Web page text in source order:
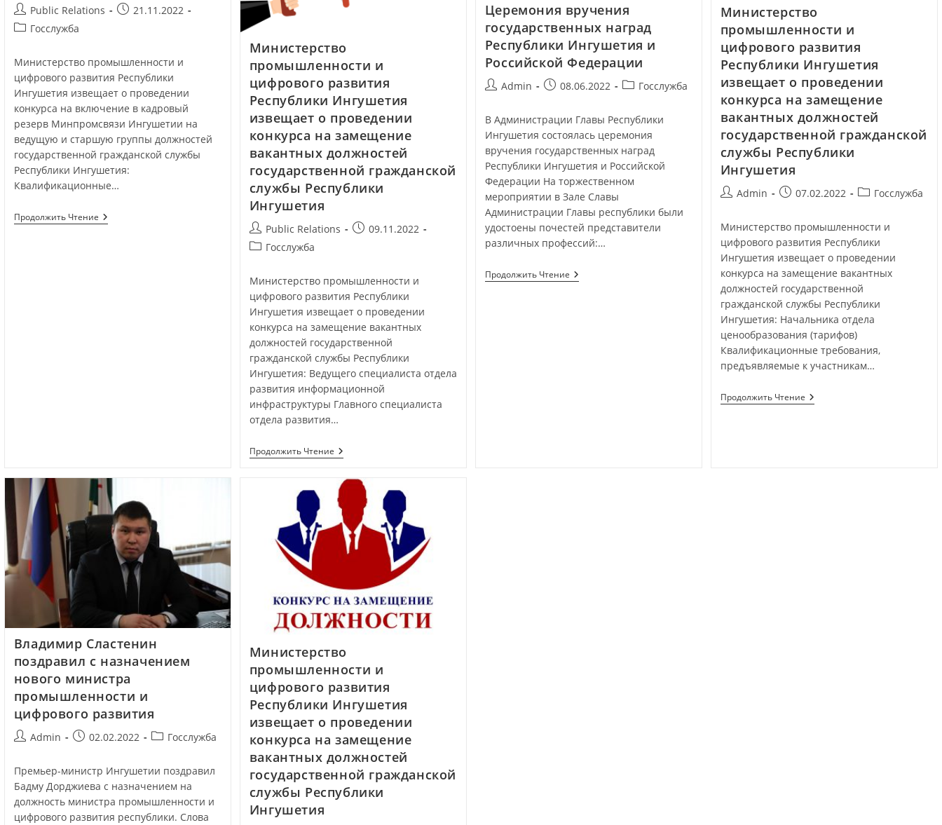
Public Relations
21.11.2022
Госслужба
Министерство промышленности и
цифрового развития Республики
Ингушетия извещает о проведении
конкурса на включение в кадровый
резерв Минпромсвязи Ингушетии на
ведущую и старшую группы должностей
государственной гражданской службы
Республики Ингушетия:
Квалификационные…
Продолжить Чтение
Министерство
промышленности и
цифрового развития
Республики Ингушетия
извещает о проведении
конкурса на замещение
вакантных должностей
государственной гражданской
службы Республики
Ингушетия
Public Relations
09.11.2022
Госслужба
Министерство промышленности и
цифрового развития Республики
Ингушетия извещает о проведении
конкурса на замещение вакантных
должностей государственной
гражданской службы Республики
Ингушетия: Ведущего специалиста отдела
развития информационной
инфраструктуры Главного специалиста
отдела развития…
Продолжить Чтение
Церемония вручения
государственных наград
Республики Ингушетия и
Российской Федерации
Admin 08.06.2022 Госслужба
В Администрации Главы Республики
Ингушетия состоялась церемония
вручения государственных наград
Республики Ингушетия и Российской
Федерации На торжественном
мероприятии в Зале Славы
Администрации Главы республики были
удостоены почестей представители
различных профессий:…
Продолжить Чтение
Министерство
промышленности и
цифрового развития
Республики Ингушетия
извещает о проведении
конкурса на замещение
вакантных должностей
государственной гражданской
службы Республики
Ингушетия
Admin 07.02.2022 Госслужба
Министерство промышленности и
цифрового развития Республики
Ингушетия извещает о проведении
конкурса на замещение вакантных
должностей государственной
гражданской службы Республики
Ингушетия: Начальника отдела
ценообразования (тарифов)
Квалификационные требования,
предъявляемые к участникам…
Продолжить Чтение
Владимир Сластенин
поздравил с назначением
нового министра
промышленности и
цифрового развития
Admin 02.02.2022 Госслужба
Премьер-министр Ингушетии поздравил
Бадму Дорджиева с назначением на
должность министра промышленности и
цифрового развития республики. Слова
Министерство
промышленности и
цифрового развития
Республики Ингушетия
извещает о проведении
конкурса на замещение
вакантных должностей
государственной гражданской
службы Республики
Ингушетия